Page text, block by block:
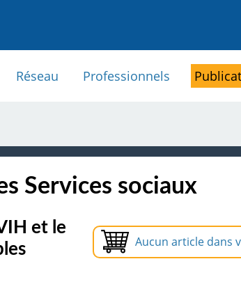
Réseau Professionnels
Services sociaux
Aucun article dans
et le